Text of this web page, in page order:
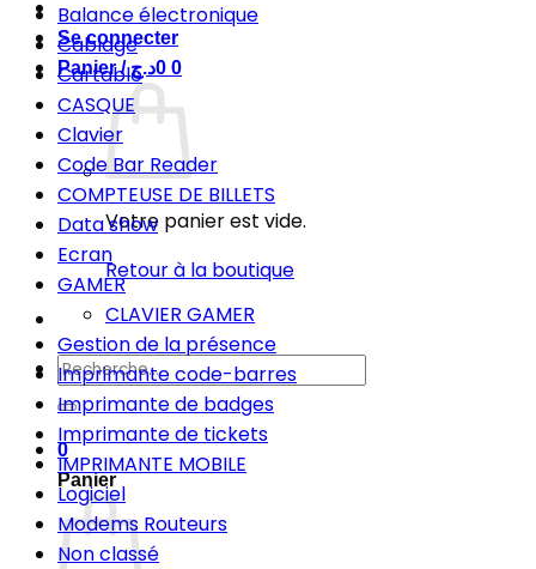
Se connecter
Panier /
0د.ج 0
Votre panier est vide.
Retour à la boutique
Recherche
pour :
0
Panier
Balance électronique
Cablage
Cartable
CASQUE
Clavier
Code Bar Reader
COMPTEUSE DE BILLETS
Data show
Ecran
GAMER
CLAVIER GAMER
Gestion de la présence
Imprimante code-barres
Imprimante de badges
Imprimante de tickets
IMPRIMANTE MOBILE
Logiciel
Modems Routeurs
Non classé